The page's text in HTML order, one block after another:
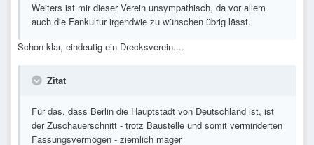
Weiters ist mir dieser Verein unsympathisch, da vor allem
auch die Fankultur irgendwie zu wünschen übrig lässt.
Schon klar, eindeutig ein Drecksverein....
Zitat
Für das, dass Berlin die Hauptstadt von Deutschland ist, ist
der Zuschauerschnitt - trotz Baustelle und somit verminderten
Fassungsvermögen - ziemlich mager